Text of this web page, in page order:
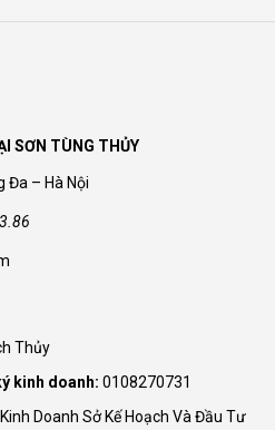
SƠN TÙNG THỦY
Đa – Hà Nội
Thủy
kinh doanh: 0108270731
Doanh Sở Kế Hoạch Và Đầu Tư